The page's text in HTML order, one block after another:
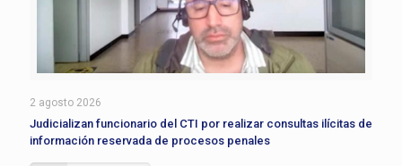
2 agosto 2026
Judicializan funcionario del CTI por realizar consultas ilícitas de
información reservada de procesos penales